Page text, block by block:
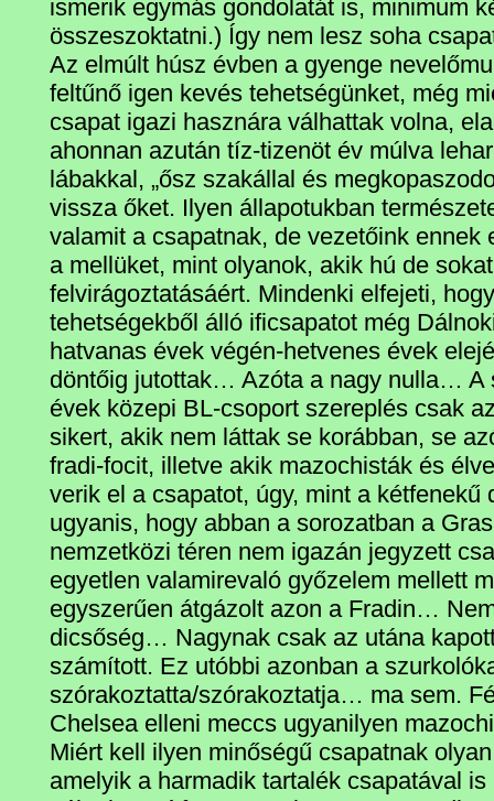
ismerik egymás gondolatát is, minimum
összeszoktatni.) Így nem lesz soha
Az elmúlt húsz évben a gyenge
feltűnő igen kevés tehetségünket, még
csapat igazi hasznára válhattak volna,
ahonnan azután tíz-tizenöt év múlva
lábakkal, „ősz szakállal és
vissza őket. Ilyen állapotukban
valamit a csapatnak, de vezetőink ennek
a mellüket, mint olyanok, akik hú de
felvirágoztatásáért. Mindenki elfejeti,
tehetségekből álló ificsapatot még
hatvanas évek végén-hetvenes évek
döntőig jutottak… Azóta a nagy nulla… A
évek közepi BL-csoport szereplés csak
sikert, akik nem láttak se korábban, se
fradi-focit, illetve akik mazochisták és
verik el a csapatot, úgy, mint a kétfenekű
ugyanis, hogy abban a sorozatban a
nemzetközi téren nem igazán jegyzett
egyetlen valamirevaló győzelem mellett
egyszerűen átgázolt azon a Fradin…
dicsőség… Nagynak csak az utána
számított. Ez utóbbi azonban a
szórakoztatta/szórakoztatja… ma sem.
Chelsea elleni meccs ugyanilyen
Miért kell ilyen minőségű csapatnak
amelyik a harmadik tartalék csapatával